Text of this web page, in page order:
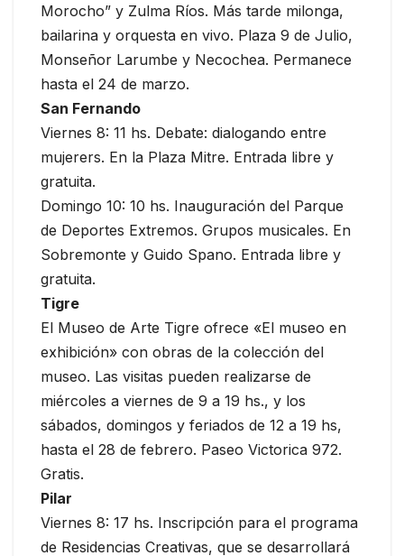
Morocho” y Zulma Ríos. Más tarde milonga,
bailarina y orquesta en vivo. Plaza 9 de Julio,
Monseñor Larumbe y Necochea. Permanece
hasta el 24 de marzo.
San Fernando
Viernes 8: 11 hs. Debate: dialogando entre
mujerers. En la Plaza Mitre. Entrada libre y
gratuita.
Domingo 10: 10 hs. Inauguración del Parque
de Deportes Extremos. Grupos musicales. En
Sobremonte y Guido Spano. Entrada libre y
gratuita.
Tigre
El Museo de Arte Tigre ofrece «El museo en
exhibición» con obras de la colección del
museo. Las visitas pueden realizarse de
miércoles a viernes de 9 a 19 hs., y los
sábados, domingos y feriados de 12 a 19 hs,
hasta el 28 de febrero. Paseo Victorica 972.
Gratis.
Pilar
Viernes 8: 17 hs. Inscripción para el programa
de Residencias Creativas, que se desarrollará